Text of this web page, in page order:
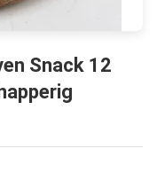
Snack 12